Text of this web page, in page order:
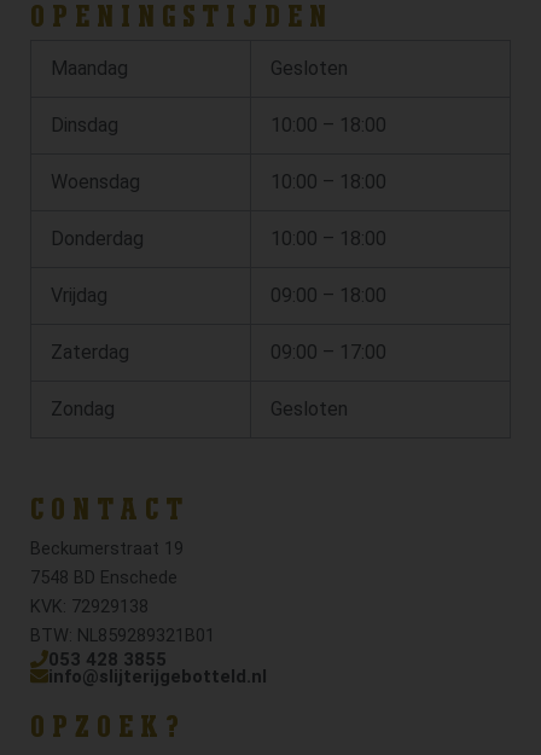
OPENINGSTIJDEN
Maandag Gesloten
Dinsdag 10:00 – 18:00
Woensdag 10:00 – 18:00
Donderdag 10:00 – 18:00
Vrijdag 09:00 – 18:00
Zaterdag 09:00 – 17:00
Zondag Gesloten
CONTACT
Beckumerstraat 19
7548 BD Enschede
KVK: 72929138
BTW: NL859289321B01
053 428 3855
info@slijterijgebotteld.nl
OPZOEK?